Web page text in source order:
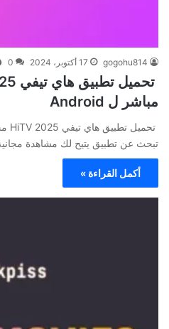
gogohu814 17 أكتوبر، 2024 0
مباشر ل Android
تبحث عن تطبيق يتيح لك مشاهدة
أكمل القراءة »